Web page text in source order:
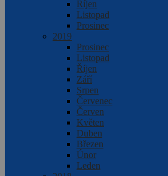
Říjen
Listopad
Prosinec
2019
Prosinec
Listopad
Říjen
Září
Srpen
Červenec
Červen
Květen
Duben
Březen
Únor
Leden